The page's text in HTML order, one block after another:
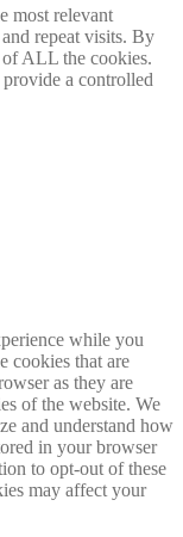
most relevant
repeat visits. By
ALL the cookies.
a controlled
while you
cookies that are
as they are
of the website. We
and understand how
in your browser
to opt-out of these
may affect your